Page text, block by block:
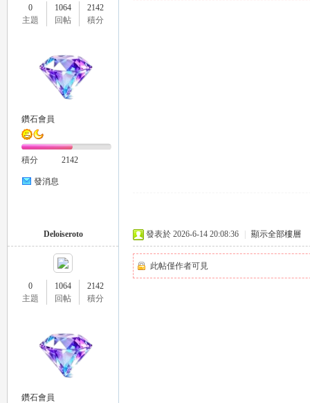
0
主題
1064
回帖
2142
積分
鑽石會員
積分 2142
發消息
Deloiseroto
0
主題
1064
回帖
2142
積分
鑽石會員
發表於 2026-6-14 20:08:36 顯示全部樓層
此帖僅作者可見